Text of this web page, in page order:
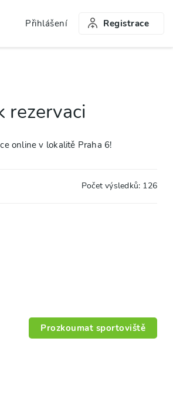
Přihlášení Registrace
rezervaci
online v lokalitě Praha 6!
Počet výsledků: 126
Prozkoumat sportoviště